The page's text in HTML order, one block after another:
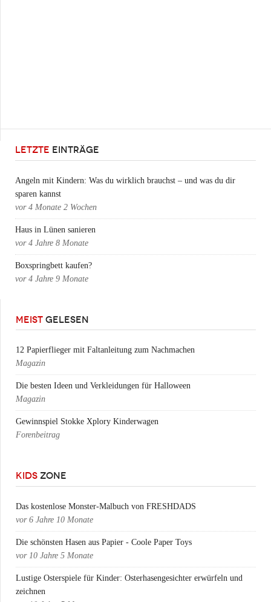
LETZTE EINTRÄGE
Angeln mit Kindern: Was du wirklich brauchst – und was du dir
sparen kannst
vor 4 Monate 2 Wochen
Haus in Lünen sanieren
vor 4 Jahre 8 Monate
Boxspringbett kaufen?
vor 4 Jahre 9 Monate
MEIST GELESEN
12 Papierflieger mit Faltanleitung zum Nachmachen
Magazin
Die besten Ideen und Verkleidungen für Halloween
Magazin
Gewinnspiel Stokke Xplory Kinderwagen
Forenbeitrag
KIDS ZONE
Das kostenlose Monster-Malbuch von FRESHDADS
vor 6 Jahre 10 Monate
Die schönsten Hasen aus Papier - Coole Paper Toys
vor 10 Jahre 5 Monate
Lustige Osterspiele für Kinder: Osterhasengesichter erwürfeln und
zeichnen